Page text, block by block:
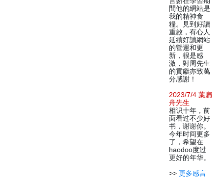
間他的網站是
我的精神食
糧。見到好讀
重啟，有心人
延續好讀網站
的營運和更
新，很是感
激，對周先生
的貢獻亦致萬
分感謝！
2023/7/4 葉扁
舟先生
相识十年，前
面看过不少好
书，谢谢你。
今年时间更多
了，希望在
haodoo度过
更好的年华。
>> 更多感言